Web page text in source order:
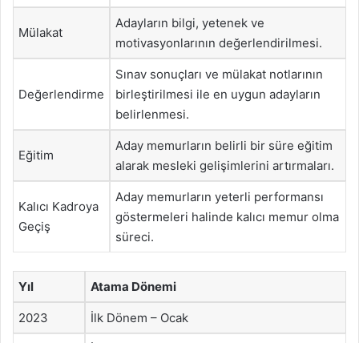
Mülakat
Adayların bilgi, yetenek ve
motivasyonlarının değerlendirilmesi.
Değerlendirme
Sınav sonuçları ve mülakat notlarının
birleştirilmesi ile en uygun adayların
belirlenmesi.
Eğitim
Aday memurların belirli bir süre eğitim
alarak mesleki gelişimlerini artırmaları.
Kalıcı Kadroya
Geçiş
Aday memurların yeterli performansı
göstermeleri halinde kalıcı memur olma
süreci.
Yıl Atama Dönemi
2023 İlk Dönem – Ocak